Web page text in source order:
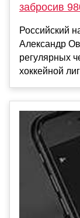
забросив
Российский
Александр
регулярных
хоккейной